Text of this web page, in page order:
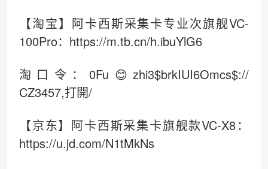
【淘宝】阿卡西斯采集卡专业次旗舰VC-
100Pro：https://m.tb.cn/h.ibuYlG6
淘口令：0Fu😊zhi3$brkIUI6Omcs$://
CZ3457,打開/
【京东】阿卡西斯采集卡旗舰款VC-X8：
https://u.jd.com/N1tMkNs